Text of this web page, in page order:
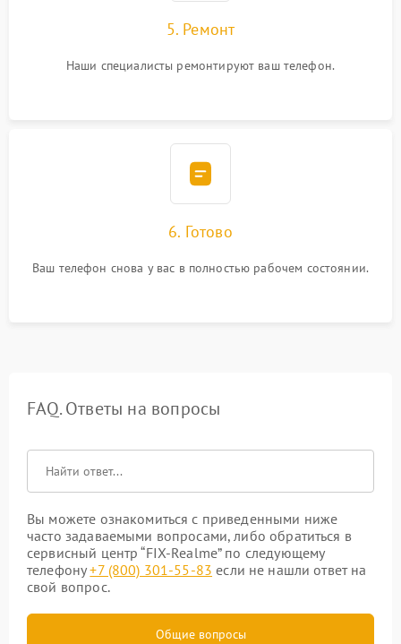
5. Ремонт
Наши специалисты ремонтируют ваш телефон.
6. Готово
Ваш телефон снова у вас в полностью рабочем состоянии.
FAQ. Ответы на вопросы
Вы можете ознакомиться с приведенными ниже
часто задаваемыми вопросами, либо обратиться в
сервисный центр “FIX-Realme” по следующему
телефону+7 (800) 301-55-83 если не нашли ответ на
свой вопрос.
Общие вопросы